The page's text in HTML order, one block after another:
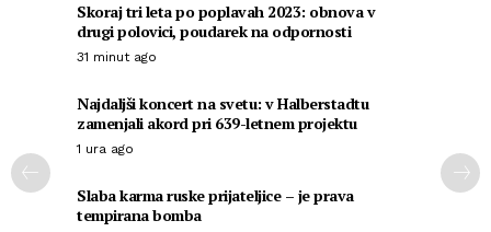
Skoraj tri leta po poplavah 2023: obnova v
drugi polovici, poudarek na odpornosti
31 minut ago
Najdaljši koncert na svetu: v Halberstadtu
zamenjali akord pri 639-letnem projektu
1 ura ago
Slaba karma ruske prijateljice – je prava
tempirana bomba